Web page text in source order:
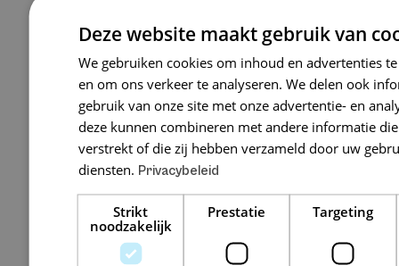
Hermans &
JUTFASEWEG
Bekijk 0 vacatures
Deze website maakt gebruik van
We gebruiken cookies om inhoud en advertenties
en om ons verkeer te analyseren. We delen ook
gebruik van onze site met onze advertentie- en
deze kunnen combineren met andere informatie
verstrekt of die zij hebben verzameld door uw
diensten. Privacybeleid
Strikt
noodzakelijk
Prestatie Targeting